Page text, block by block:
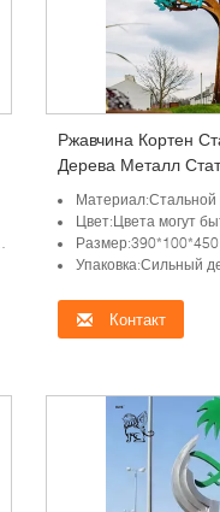
Ржавчина Кортен
Дерева Металл
Современное
улице Красивое
Материал:Стальной
Цвет:Цвета могут
Размер:390*100*450
Упаковка:Сильный
Контакт